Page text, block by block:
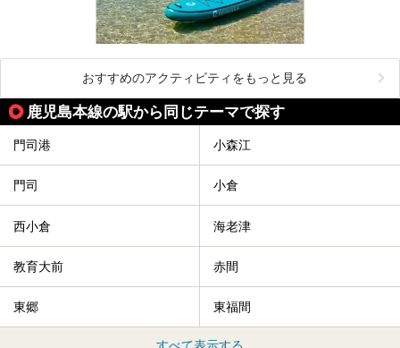
おすすめのアクティビティをもっと見る
鹿児島本線の駅から同じテーマで探す
門司港 小森江
門司 小倉
西小倉 海老津
教育大前 赤間
東郷 東福間